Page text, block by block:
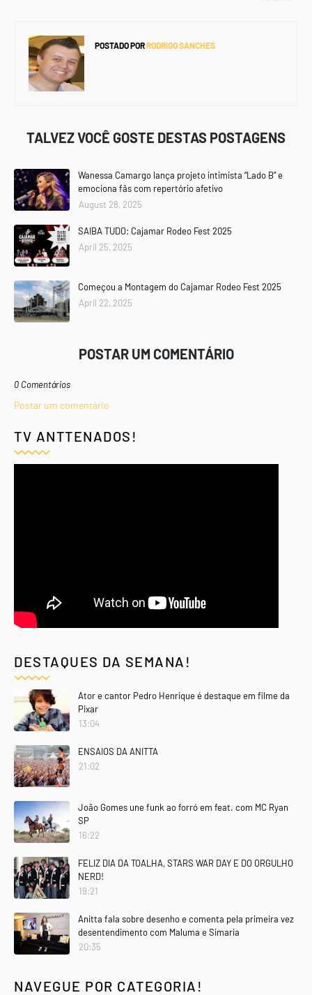
POSTADO PORRODRIGO SANCHES
TALVEZ VOCÊ GOSTE DESTAS POSTAGENS
Wanessa Camargo lança projeto intimista “Lado B” e
emociona fãs com repertório afetivo
August 28, 2025
SAIBA TUDO: Cajamar Rodeo Fest 2025
April 25, 2025
Começou a Montagem do Cajamar Rodeo Fest 2025
April 22, 2025
POSTAR UM COMENTÁRIO
0 Comentários
Postar um comentário
TV ANTTENADOS!
DESTAQUES DA SEMANA!
Ator e cantor Pedro Henrique é destaque em filme da
Pixar
13:04
ENSAIOS DA ANITTA
21:02
João Gomes une funk ao forró em feat. com MC Ryan
SP
16:22
FELIZ DIA DA TOALHA, STARS WAR DAY E DO ORGULHO
NERD!
19:21
Anitta fala sobre desenho e comenta pela primeira vez
desentendimento com Maluma e Simaria
20:35
NAVEGUE POR CATEGORIA!